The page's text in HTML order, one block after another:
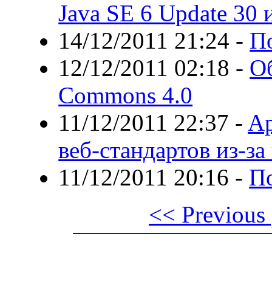
Java SE 6 Update 30
14/12/2011 21:24 -
12/12/2011 02:18 -
Commons 4.0
11/12/2011 22:37 -
веб-стандартов из-
11/12/2011 20:16 -
<< Previous